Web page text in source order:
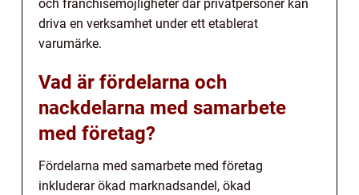
och franchisemöjligheter där privatpersoner kan
driva en verksamhet under ett etablerat
varumärke.
Vad är fördelarna och
nackdelarna med samarbete
med företag?
Fördelarna med samarbete med företag
inkluderar ökad marknadsandel, ökad